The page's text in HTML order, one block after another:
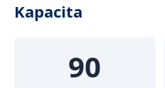
Kapacita
90